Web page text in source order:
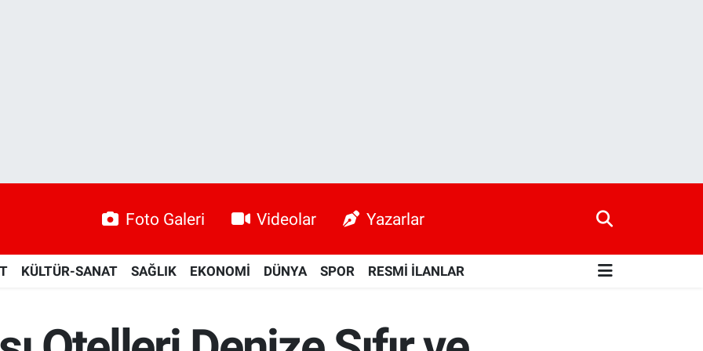
Foto Galeri Videolar Yazarlar
KÜLTÜR-SANAT SAĞLIK EKONOMİ DÜNYA SPOR RESMİ İLANLAR